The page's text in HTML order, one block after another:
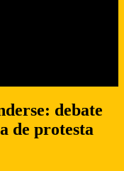
debate
de protesta